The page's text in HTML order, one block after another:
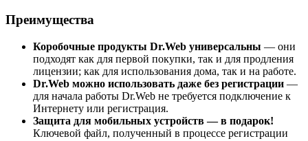
Преимущества
Коробочные продукты Dr.Web универсальны — они
подходят как для первой покупки, так и для продления
лицензии; как для использования дома, так и на работе.
Dr.Web можно использовать даже без регистрации —
для начала работы Dr.Web не требуется подключение к
Интернету или регистрация.
Защита для мобильных устройств — в подарок!
Ключевой файл, полученный в процессе регистрации